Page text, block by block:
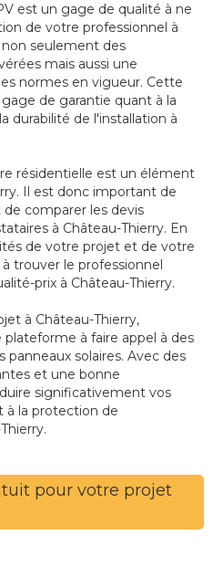
est un gage de qualité à ne
de votre professionnel à
non seulement des
mais aussi une
normes en vigueur. Cette
de garantie quant à la
durabilité de l'installation à
résidentielle est un élément
Il est donc important de
comparer les devis
à Château-Thierry. En
de votre projet et de votre
trouver le professionnel
prix à Château-Thierry.
à Château-Thierry,
à faire appel à des
panneaux solaires. Avec des
et une bonne
significativement vos
la protection de
pour votre projet